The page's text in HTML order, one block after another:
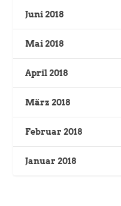
Juni 2018
Mai 2018
April 2018
März 2018
Februar 2018
Januar 2018